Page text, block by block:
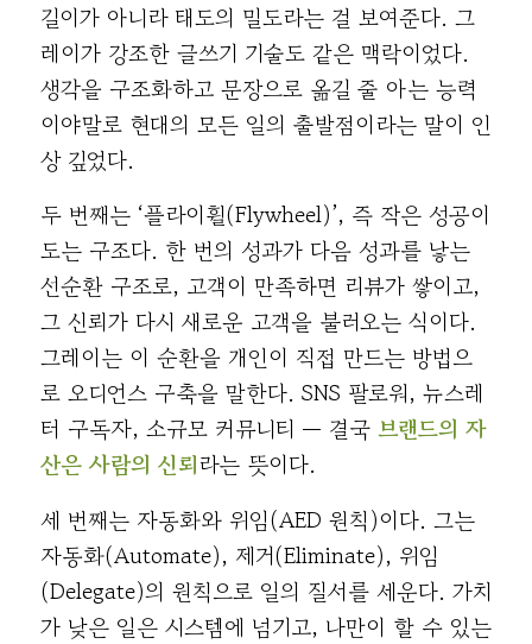
길이가 아니라 태도의 밀도라는 걸 보여준다. 그
레이가 강조한 글쓰기 기술도 같은 맥락이었다.
생각을 구조화하고 문장으로 옮길 줄 아는 능력
이야말로 현대의 모든 일의 출발점이라는 말이 인
상 깊었다.
두 번째는 ‘플라이휠(Flywheel)’, 즉 작은 성공이
도는 구조다. 한 번의 성과가 다음 성과를 낳는
선순환 구조로, 고객이 만족하면 리뷰가 쌓이고,
그 신뢰가 다시 새로운 고객을 불러오는 식이다.
그레이는 이 순환을 개인이 직접 만드는 방법으
로 오디언스 구축을 말한다. SNS 팔로워, 뉴스레
터 구독자, 소규모 커뮤니티 — 결국 브랜드의 자
산은 사람의 신뢰라는 뜻이다.
세 번째는 자동화와 위임(AED 원칙)이다. 그는
자동화(Automate), 제거(Eliminate), 위임
(Delegate)의 원칙으로 일의 질서를 세운다. 가치
가 낮은 일은 시스템에 넘기고, 나만이 할 수 있는